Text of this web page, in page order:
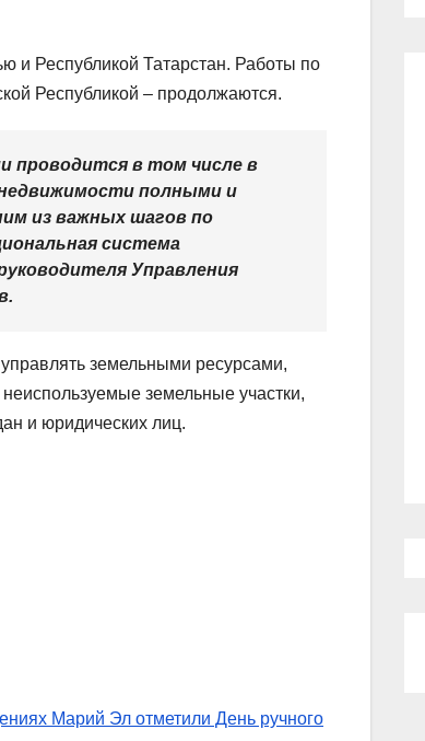
и Республикой Татарстан. Работы по
Республикой – продолжаются.
проводится в том числе в
недвижимости полными и
из важных шагов по
система
Управления
земельными ресурсами,
земельные участки,
и юридических лиц.
Марий Эл отметили День ручного